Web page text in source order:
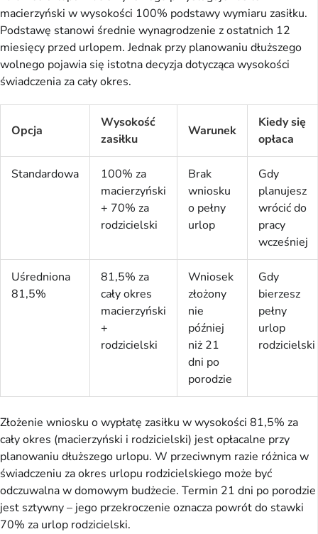
macierzyński w wysokości 100% podstawy wymiaru zasiłku.
Podstawę stanowi średnie wynagrodzenie z ostatnich 12
miesięcy przed urlopem. Jednak przy planowaniu dłuższego
wolnego pojawia się istotna decyzja dotycząca wysokości
świadczenia za cały okres.
Opcja
Wysokość
zasiłku
Warunek
Kiedy się
opłaca
Standardowa
100% za
macierzyński
+ 70% za
rodzicielski
Brak
wniosku
o pełny
urlop
Gdy
planujesz
wrócić do
pracy
wcześniej
Uśredniona
81,5%
81,5% za
cały okres
macierzyński
+
rodzicielski
Wniosek
złożony
nie
później
niż 21
dni po
porodzie
Gdy
bierzesz
pełny
urlop
rodzicielski
Złożenie wniosku o wypłatę zasiłku w wysokości 81,5% za
cały okres (macierzyński i rodzicielski) jest opłacalne przy
planowaniu dłuższego urlopu. W przeciwnym razie różnica w
świadczeniu za okres urlopu rodzicielskiego może być
odczuwalna w domowym budżecie. Termin 21 dni po porodzie
jest sztywny – jego przekroczenie oznacza powrót do stawki
70% za urlop rodzicielski.